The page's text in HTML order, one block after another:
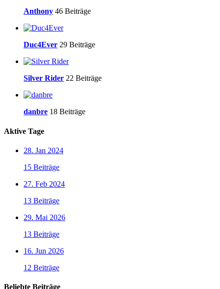
Anthony 46 Beiträge
Duc4Ever 29 Beiträge
Silver Rider 22 Beiträge
danbre 18 Beiträge
Aktive Tage
28. Jan 2024
15 Beiträge
27. Feb 2024
13 Beiträge
29. Mai 2026
13 Beiträge
16. Jun 2026
12 Beiträge
Beliebte Beiträge